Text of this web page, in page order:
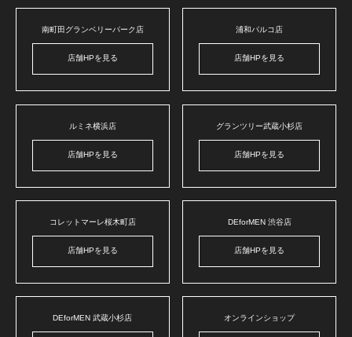
南町田グランベリーパーク店
店舗HPを見る
浦和パルコ店
店舗HPを見る
ルミネ横浜店
店舗HPを見る
グランツリー武蔵小杉店
店舗HPを見る
コレットマーレ桜木町店
店舗HPを見る
DEforMEN 渋谷店
店舗HPを見る
DEforMEN 武蔵小杉店 オンラインショップ